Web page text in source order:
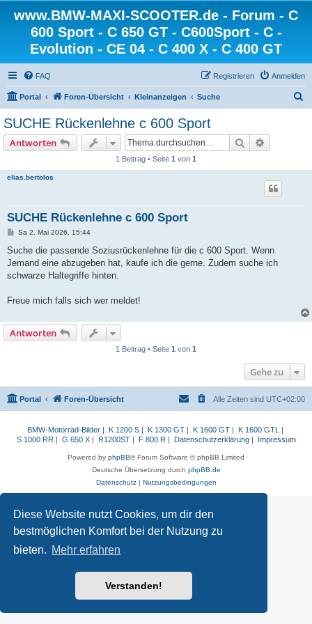
Diese Website nutzt Cookies, um dir den
bestmöglichen Komfort bei der Nutzung zu
bieten. Mehr erfahren
Verstanden!
www.BMW-MAXI-SCOOTER.de - Forum - C
600 Sport - C 650 GT - C600Sport - C -
Evolution - CE 04 - C 400 X - C 400 GT
FAQ Anmelden
Registrieren
Portal Foren-Übersicht Kleinanzeigen Suche
SUCHE Rückenlehne c 600 Sport
Antworten Suche
1 Beitrag • Seite 1 von 1
elias.bertolos
SUCHE Rückenlehne c 600 Sport
B
r
a
Sa 2. Mai 2026, 15:44
Suche die passende Soziusrückenlehne für die c 600 Sport. Wenn
Jemand eine abzugeben hat, kaufe ich die gerne. Zudem suche ich
schwarze Haltegriffe hinten.
Freue mich falls sich wer meldet!
Antworten
1 Beitrag • Seite 1 von 1
Gehe zu
Portal Foren-Übersicht Alle Zeiten sind UTC+02:00
BMW-Motorrad-Bilder| K 1200 S| K 1300 GT| K 1600 GT| K 1600 GTL
|
S 1000 RR | G 650 X| R1200ST| F 800 R | Datenschutzerklärung| Impressum
Powered by phpBB® Forum Software © phpBB Limited
Deutsche Übersetzung durch phpBB.de
Datenschutz| Nutzungsbedingungen